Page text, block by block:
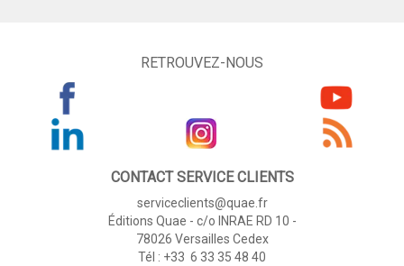
RETROUVEZ-NOUS
CONTACT SERVICE CLIENTS
serviceclients@quae.fr
Éditions Quae - c/o INRAE RD 10 -
78026 Versailles Cedex
Tél : +33 6 33 35 48 40